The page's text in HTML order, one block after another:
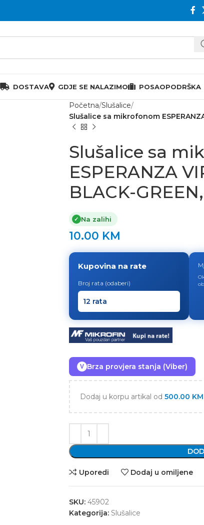
DOSTAVA GDJE SE NALAZIMO POSAOPODRŠKA
Početna Slušalice
Slušalice sa mikrofonom
Slušalice sa
ESPERANZA
BLACK-
✓ Na zalihi
10.00 KM
Kupovina na rate
Broj rata (odaberi)
V Brza provjera stanja (Viber)
Dodaj u korpu artikal od 500.00 KM
Uporedi Dodaj u omiljene
SKU: 45902
Kategorija: Slušalice